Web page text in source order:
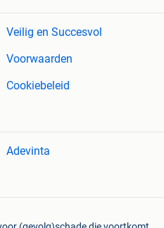
Veilig en Succesvol
Voorwaarden
Cookiebeleid
Adevinta